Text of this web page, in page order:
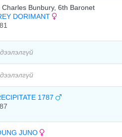
Charles Bunbury, 6th Baronet
DORIMANT
1787
JUNO